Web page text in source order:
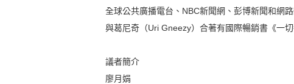
全球公共廣播電台、NBC新聞網、彭博新聞和網
與葛尼奇（Uri Gneezy）合著有國際暢銷書《一
議者簡介
廖月娟